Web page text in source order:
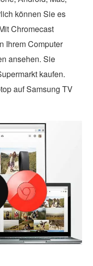
können Sie es
Chromecast
Ihrem Computer
ansehen. Sie
kaufen.
auf Samsung TV